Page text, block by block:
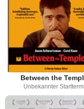
Between the
Unbekannter